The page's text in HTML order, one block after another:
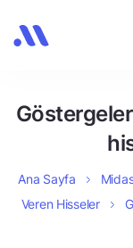
Ana Sayfa
Veren Hisseler